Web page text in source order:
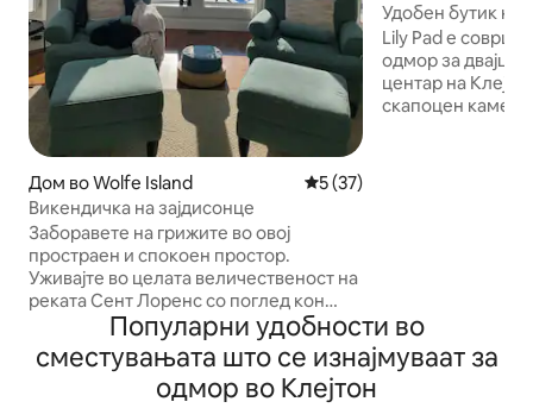
Дом во Wolfe Island Просечна оцена: 5 од 5,
5 (37)
Викендичка на зајдисонце
Заборавете на грижите во овој
простраен и спокоен простор.
Уживајте во целата величественост на
реката Сент Лоренс со поглед кон
водата од секој прозорец. Главната
спална соба има 1 брачен кревет
(широк 180 – 220 см) и приватна бања
со поглед на реката. Втората соба има
Удобен бутик
историската
Lily Pad е
одмор за двајца,
центар на Клејтон! Овој „урбан“
скапоцен камен
летни ветрови
целосно
за чистење и
Популарни удобности во
сместувањата што се изнајмуваат за
одмор во Клејтон